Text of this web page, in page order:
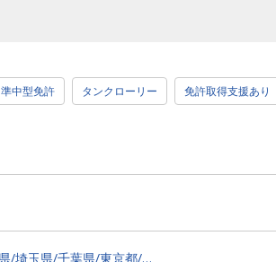
準中型免許 タンクローリー 免許取得支援あり
茨城県/栃木県/群馬県/埼玉県/千葉県/東京都/神奈川県